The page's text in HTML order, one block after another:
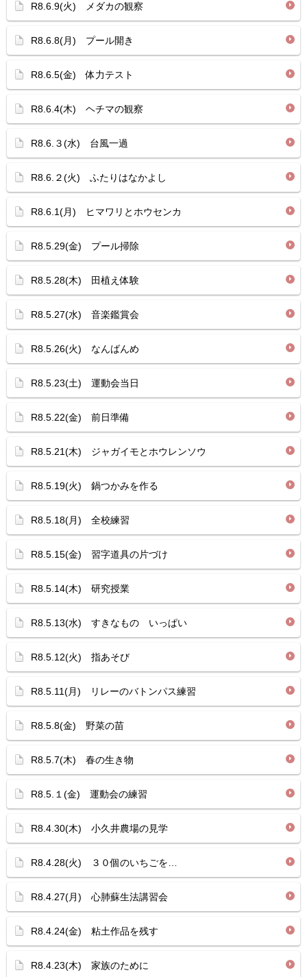
R8.6.9(火) メダカの観察
R8.6.8(月) プール開き
R8.6.5(金) 体力テスト
R8.6.4(木) ヘチマの観察
R8.6.３(水) 台風一過
R8.6.２(火) ふたりはなかよし
R8.6.1(月) ヒマワリとホウセンカ
R8.5.29(金) プール掃除
R8.5.28(木) 田植え体験
R8.5.27(水) 音楽鑑賞会
R8.5.26(火) なんばんめ
R8.5.23(土) 運動会当日
R8.5.22(金) 前日準備
R8.5.21(木) ジャガイモとホウレンソウ
R8.5.19(火) 鍋つかみを作る
R8.5.18(月) 全校練習
R8.5.15(金) 習字道具の片づけ
R8.5.14(木) 研究授業
R8.5.13(水) すきなもの いっぱい
R8.5.12(火) 指あそび
R8.5.11(月) リレーのバトンパス練習
R8.5.8(金) 野菜の苗
R8.5.7(木) 春の生き物
R8.5.１(金) 運動会の練習
R8.4.30(木) 小久井農場の見学
R8.4.28(火) ３０個のいちごを…
R8.4.27(月) 心肺蘇生法講習会
R8.4.24(金) 粘土作品を残す
R8.4.23(木) 家族のために